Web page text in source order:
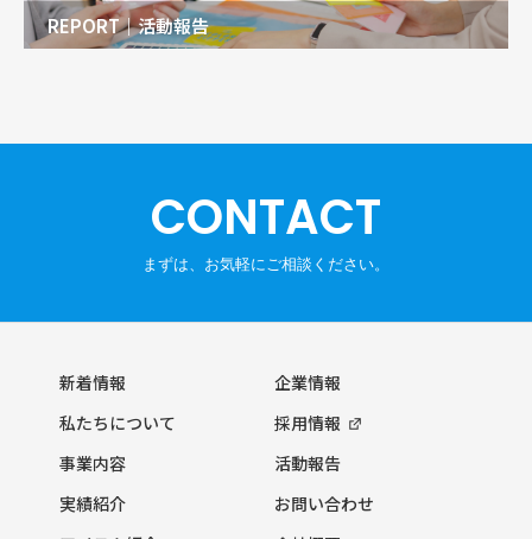
REPORT｜活動報告
CONTACT
新着情報
私たちについて
事業内容
実績紹介
企業情報
採用情報
活動報告
お問い合わせ